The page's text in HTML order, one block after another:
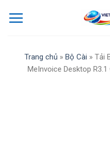
Trang chủ» Bộ Cài » Tải
MeInvoice Desktop